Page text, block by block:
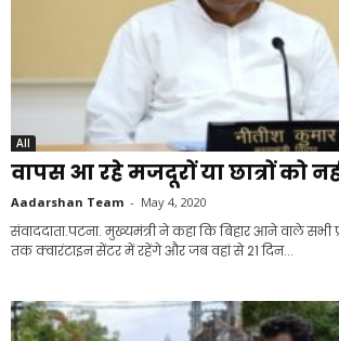
All
वापस आ रहे मजदूरों या छात्रों को
Aadarshan Team - May 4, 2020
संवाददाता.पटना. मुख्यमंत्री ने कहा कि बिहार आने वाले सभी
तक क्वारंटाइन सेंटर में रहेंगे और जब वहां से 21 दिन...